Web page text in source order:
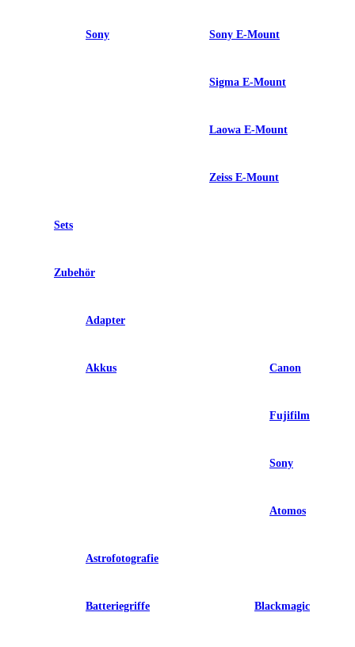
Sony Sony E-Mount
Sigma E-Mount
Laowa E-Mount
Zeiss E-Mount
Sets
Zubehör
Adapter
Akkus Canon
Fujifilm
Sony
Atomos
Astrofotografie
Batteriegriffe Blackmagic